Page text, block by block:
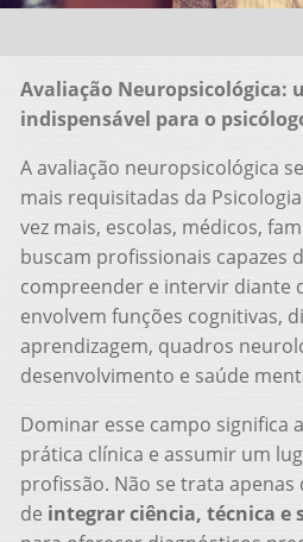
Avaliação Neuropsicológica:
indispensável para o
A avaliação neuropsicológica
mais requisitadas da
vez mais, escolas, médicos,
buscam profissionais capazes
compreender e intervir diante
envolvem funções cognitivas,
aprendizagem, quadros
desenvolvimento e saúde
Dominar esse campo significa
prática clínica e assumir um
profissão. Não se trata apenas
de integrar ciência, técnica e